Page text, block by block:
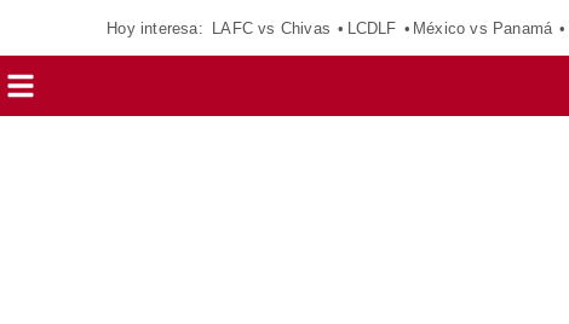
Hoy interesa: LAFC vs Chivas LCDLF México vs Panamá